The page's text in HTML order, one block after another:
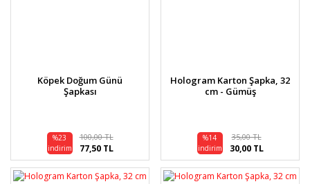
Köpek Doğum Günü
Şapkası
%23
indirim
100,00 TL
77,50 TL
Hologram Karton Şapka, 32
cm - Gümüş
%14
indirim
35,00 TL
30,00 TL